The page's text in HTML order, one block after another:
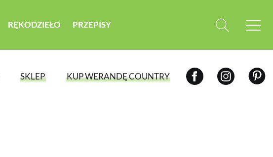
RĘKODZIEŁO PRZEPISY
SKLEP KUP WERANDĘ COUNTRY